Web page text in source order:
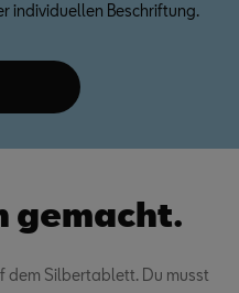
individuellen Beschriftung.
gemacht.
dem Silbertablett. Du musst